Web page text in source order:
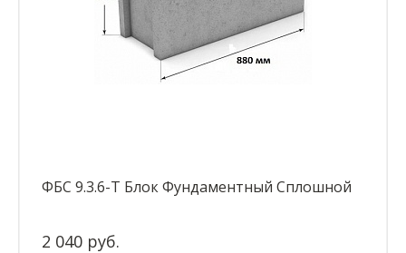
ФБС 9.3.6-Т Блок Фундаментный Сплошной
2 040 руб.